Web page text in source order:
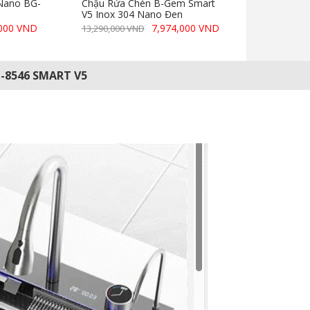
BG-
VND
Chậu Rửa Chén B-Gem Smart
V5 Inox 304 Nano Đen
13,290,000 VND 7,974,000 VND
SMART V5